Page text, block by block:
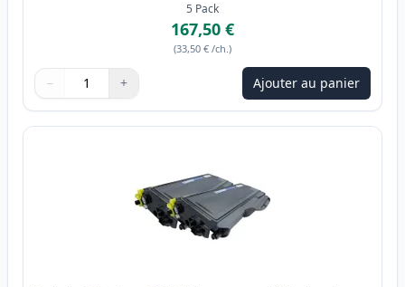
5 Pack
167,50 €
(33,50 € /ch.)
Quantité
Utilisez les boutons pour ajuster
− +
Quantité Ajouter au panier